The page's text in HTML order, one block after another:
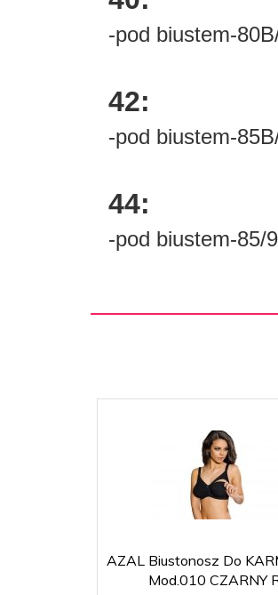
-pod biustem-
42:
-pod biustem-
44:
-pod biustem-85/
AZAL Biustonosz Do
Mod.010 CZARNY